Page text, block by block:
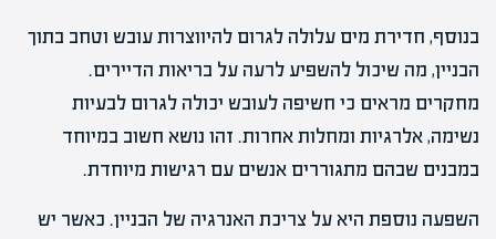
בנוסף, חדירת מים עלולה לגרום להיווצרות עובש וטחב בתוך
הבניין, מה שיכול להשפיע לרעה על בריאות הדיירים.
מחקרים מראים כי חשיפה לעובש יכולה לגרום לבעיות
נשימה, אלרגיות ומחלות אחרות. זהו נושא חשוב במיוחד
במבנים שבהם מתגוררים אנשים עם רגישות מיוחדת.
השפעה נוספת היא על צריכת האנרגיה של הבניין. כאשר יש